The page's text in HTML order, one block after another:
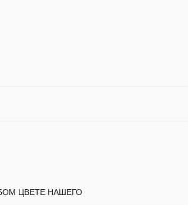
ЦВЕТЕ НАШЕГО